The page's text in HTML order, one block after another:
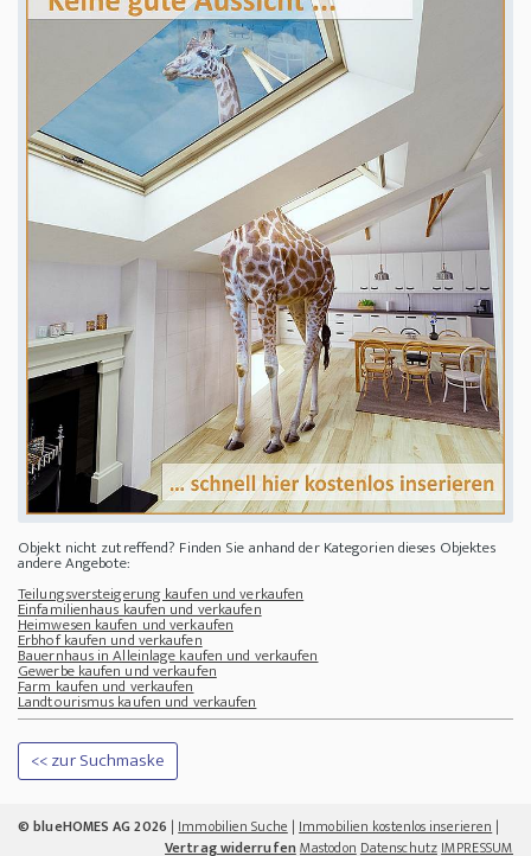
Objekt nicht zutreffend? Finden Sie anhand der Kategorien dieses Objektes
andere Angebote:
Teilungsversteigerung kaufen und verkaufen
Einfamilienhaus kaufen und verkaufen
Heimwesen kaufen und verkaufen
Erbhof kaufen und verkaufen
Bauernhaus in Alleinlage kaufen und verkaufen
Gewerbe kaufen und verkaufen
Farm kaufen und verkaufen
Landtourismus kaufen und verkaufen
<< zur Suchmaske
© blueHOMES AG 2026 |Immobilien Suche|Immobilien kostenlos inserieren|
Vertrag widerrufenMastodonDatenschutzIMPRESSUM